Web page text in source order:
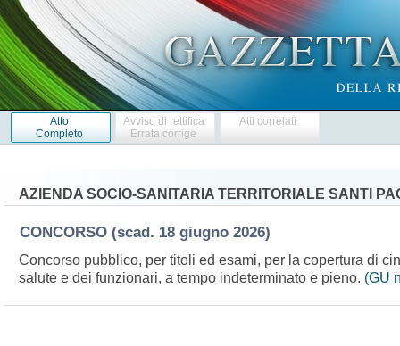
Atto
Completo
Avviso di rettifica
Errata corrige
Atti correlati
AZIENDA SOCIO-SANITARIA TERRITORIALE SANTI
CONCORSO (scad. 18 giugno 2026)
Concorso pubblico, per titoli ed esami, per la copertura di
salute e dei funzionari, a tempo indeterminato e pieno. (GU